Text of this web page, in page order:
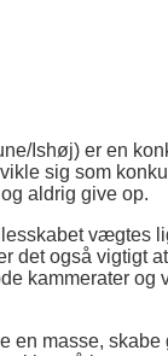
Ishøj) er en
sig som
aldrig give op.
vægtes
det også vigtigt
kammerater og
en masse,